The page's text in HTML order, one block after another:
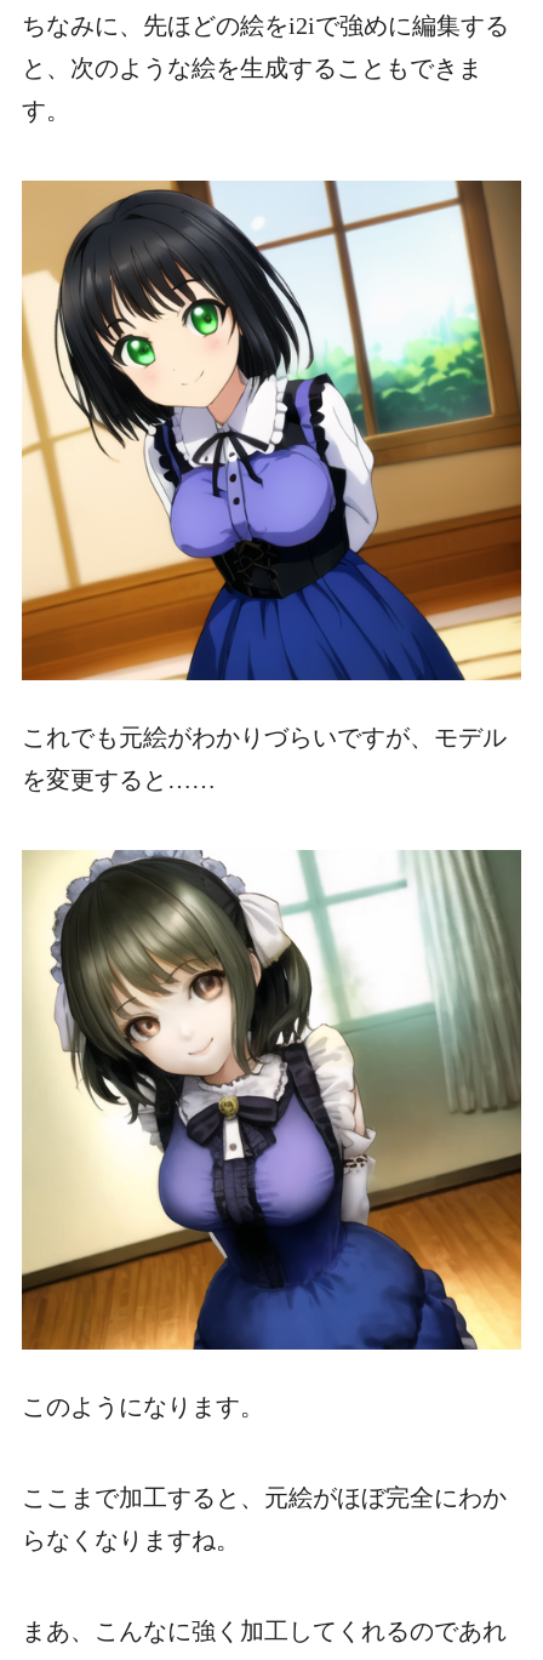
ちなみに、先ほどの絵をi2iで強めに編集する
と、次のような絵を生成することもできま
す。
これでも元絵がわかりづらいですが、モデル
を変更すると……
このようになります。
ここまで加工すると、元絵がほぼ完全にわか
らなくなりますね。
まあ、こんなに強く加工してくれるのであれ